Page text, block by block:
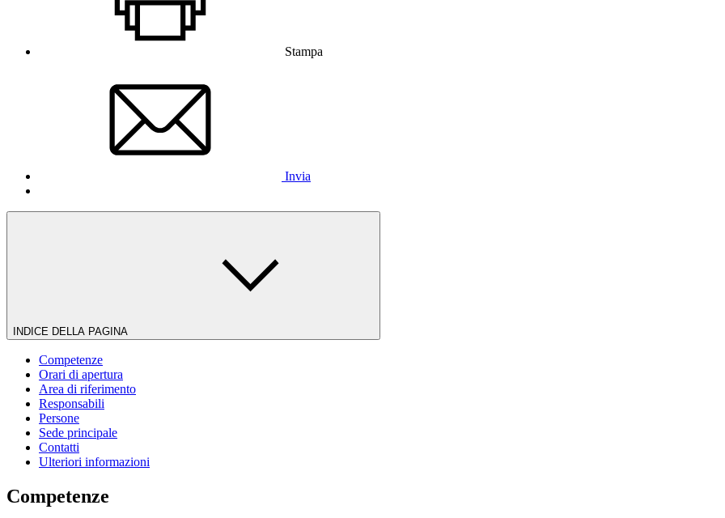
Stampa
Invia
INDICE DELLA PAGINA
Competenze
Orari di apertura
Area di riferimento
Responsabili
Persone
Sede principale
Contatti
Ulteriori informazioni
Competenze